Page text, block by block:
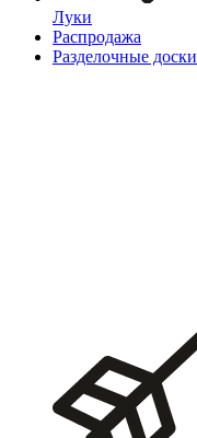
Луки
Распродажа
Разделочные доски